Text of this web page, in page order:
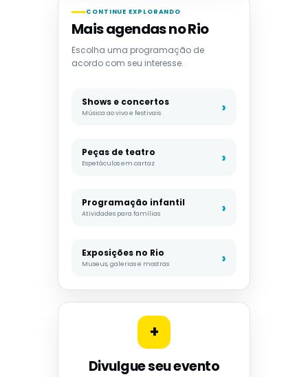
CONTINUE EXPLORANDO
Mais agendas no Rio
Escolha uma programação de
acordo com seu interesse.
Shows e concertos
Música ao vivo e festivais
Peças de teatro
Espetáculos em cartaz
Programação infantil
Atividades para famílias
Exposições no Rio
Museus, galerias e mostras
+
Divulgue seu evento